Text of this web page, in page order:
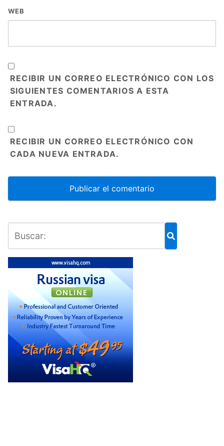
WEB
RECIBIR UN CORREO ELECTRÓNICO CON LOS
SIGUIENTES COMENTARIOS A ESTA
ENTRADA.
RECIBIR UN CORREO ELECTRÓNICO CON
CADA NUEVA ENTRADA.